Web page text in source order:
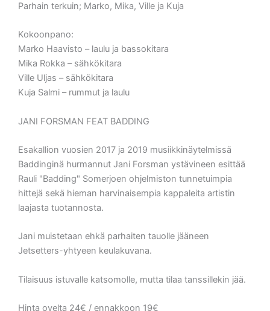
Parhain terkuin; Marko, Mika, Ville ja Kuja
Kokoonpano:
Marko Haavisto – laulu ja bassokitara
Mika Rokka – sähkökitara
Ville Uljas – sähkökitara
Kuja Salmi – rummut ja laulu
JANI FORSMAN FEAT BADDING
Esakallion vuosien 2017 ja 2019 musiikkinäytelmissä
Baddinginä hurmannut Jani Forsman ystävineen esittää
Rauli "Badding" Somerjoen ohjelmiston tunnetuimpia
hittejä sekä hieman harvinaisempia kappaleita artistin
laajasta tuotannosta.
Jani muistetaan ehkä parhaiten tauolle jääneen
Jetsetters-yhtyeen keulakuvana.
Tilaisuus istuvalle katsomolle, mutta tilaa tanssillekin jää.
Hinta ovelta 24€ / ennakkoon 19€